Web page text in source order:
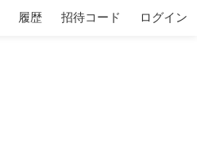
履歴 招待コード ログイン